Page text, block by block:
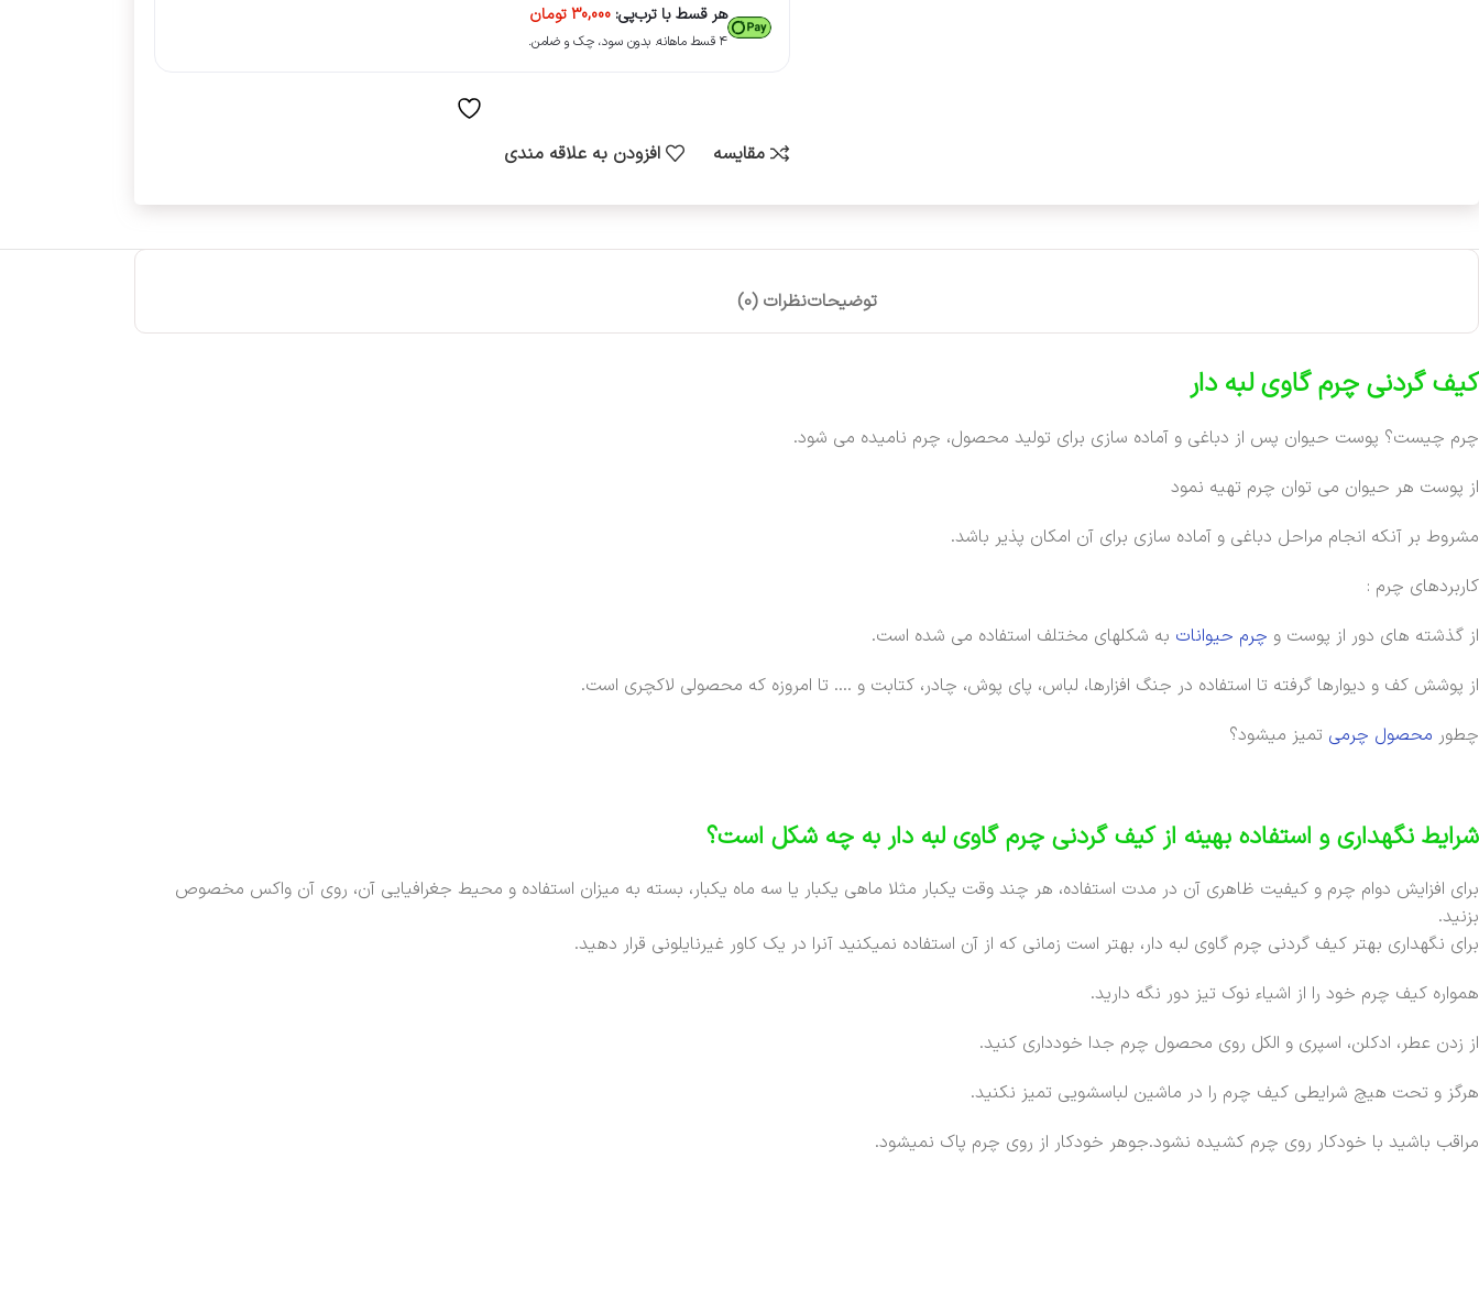
هر قسط با ترب‌پی: 30,000تومان
۴ قسط ماهانه. بدون سود، چک و ضامن.
مقایسه افزودن به علاقه مندی
توضیحاتنظرات (0)
کیف گردنی چرم گاوی لبه دار
چرم چیست؟ پوست حیوان پس از دباغی و آماده سازی برای تولید محصول، چرم نامیده می شود.
از پوست هر حیوان می توان چرم تهیه نمود
مشروط بر آنکه انجام مراحل دباغی و آماده سازی برای آن امکان پذیر باشد.
کاربردهای چرم :
از گذشته های دور از پوست و چرم حیوانات به شکلهای مختلف استفاده می شده است.
از پوشش کف و دیوارها گرفته تا استفاده در جنگ افزارها، لباس، پای پوش، چادر، کتابت و …. تا امروزه که محصولی لاکچری است.
چطور محصول چرمی تمیز میشود؟
شرایط نگهداری و استفاده بهینه از کیف گردنی چرم گاوی لبه دار به چه شکل است؟
برای افزایش دوام چرم و کیفیت ظاهری آن در مدت استفاده، هر چند وقت یکبار مثلا ماهی یکبار یا سه ماه یکبار، بسته به میزان استفاده و محیط جغرافیایی آن، روی آن واکس مخصوص
بزنید.
برای نگهداری بهتر کیف گردنی چرم گاوی لبه دار، بهتر است زمانی که از آن استفاده نمیکنید آنرا در یک کاور غیرنایلونی قرار دهید.
همواره کیف چرم خود را از اشیاء نوک تیز دور نگه دارید.
از زدن عطر، ادکلن، اسپری و الکل روی محصول چرم جدا خودداری کنید.
هرگز و تحت هیچ شرایطی کیف چرم را در ماشین لباسشویی تمیز نکنید.
مراقب باشید با خودکار روی چرم کشیده نشود.جوهر خودکار از روی چرم پاک نمیشود.